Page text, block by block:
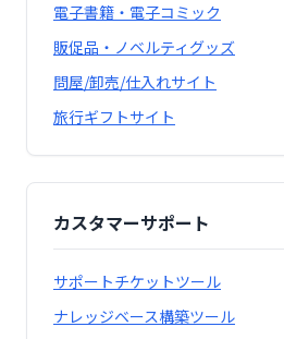
電子書籍・電子コミック
販促品・ノベルティグッズ
問屋/卸売/仕入れサイト
旅行ギフトサイト
カスタマーサポート
サポートチケットツール
ナレッジベース構築ツール